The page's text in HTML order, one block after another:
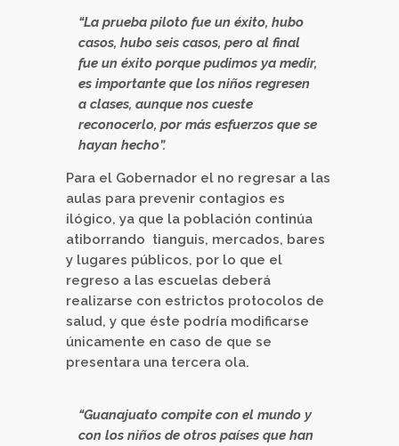
“La prueba piloto fue un éxito, hubo
casos, hubo seis casos, pero al final
fue un éxito porque pudimos ya medir,
es importante que los niños regresen
a clases, aunque nos cueste
reconocerlo, por más esfuerzos que se
hayan hecho”.
Para el Gobernador el no regresar a las
aulas para prevenir contagios es
ilógico, ya que la población continúa
atiborrando tianguis, mercados, bares
y lugares públicos, por lo que el
regreso a las escuelas deberá
realizarse con estrictos protocolos de
salud, y que éste podría modificarse
únicamente en caso de que se
presentara una tercera ola.
“Guanajuato compite con el mundo y
con los niños de otros países que han